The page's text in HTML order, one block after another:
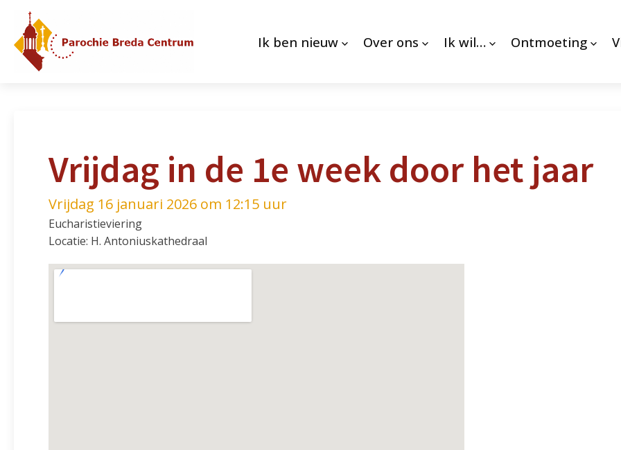
Ik ben nieuw Over ons Ik wil… Ontmoeting
Vrijdag in de 1e week door het jaar
Vrijdag 16 januari 2026 om 12:15 uur
Eucharistieviering
Locatie: H. Antoniuskathedraal